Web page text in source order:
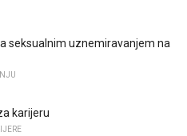
seksualnim uznemiravanjem na
karijeru